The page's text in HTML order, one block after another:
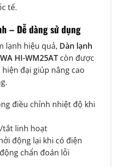
tế.
– Dễ dàng sử dụng
lạnh hiệu quả, Dàn lạnh
HI-WM25ATcòn được
đại giúp nâng cao
điều chỉnh nhiệt độ khi
tắt linh hoạt
động lại khi có điện
chẩn đoán lỗi